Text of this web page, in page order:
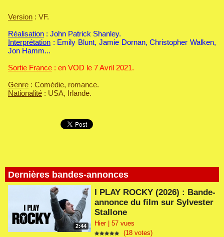
Dernières bandes-annonces
2:44
I PLAY ROCKY (2026) : Bande-
annonce du film sur Sylvester
Stallone
Hier | 57 vues
(18 votes)
Version : VF.
Réalisation : John Patrick Shanley.
Interprétation : Emily Blunt, Jamie Dornan, Christopher Walken,
Jon Hamm...
Sortie France : en VOD le 7 Avril 2021.
Genre : Comédie, romance.
Nationalité : USA, Irlande.